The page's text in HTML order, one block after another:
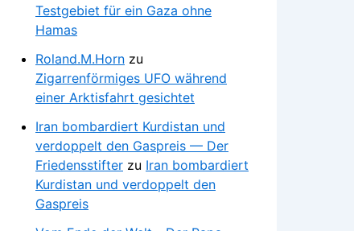
Testgebiet für ein Gaza ohne
Hamas
Roland.M.Horn zu
Zigarrenförmiges UFO während
einer Arktisfahrt gesichtet
Iran bombardiert Kurdistan und
verdoppelt den Gaspreis — Der
Friedensstifter zu Iran bombardiert
Kurdistan und verdoppelt den
Gaspreis